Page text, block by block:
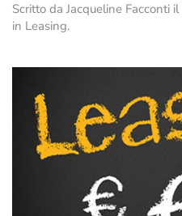
Scritto da Jacqueline Facconti il
in Leasing.